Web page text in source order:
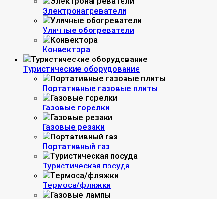
Электронагреватели
Уличные обогреватели
Конвектора
Туристические оборудование
Портативные газовые плиты
Газовые горелки
Газовые резаки
Портативный газ
Туристическая посуда
Термоса/фляжки